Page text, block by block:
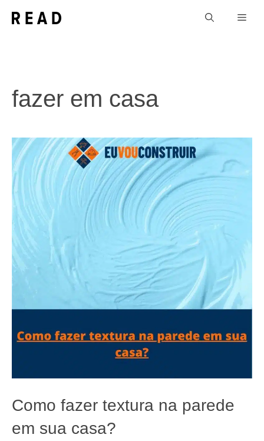
para
fazer em casa
Como fazer textura na parede
em sua casa?